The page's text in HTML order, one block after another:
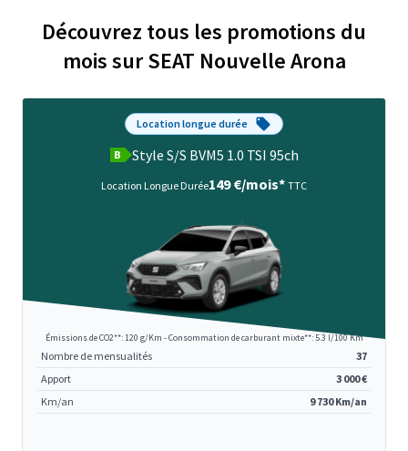
Découvrez tous les promotions du
mois sur SEAT Nouvelle Arona
Location longue durée
B Style S/S BVM5 1.0 TSI 95ch
Location Longue Durée149 €/mois* TTC
Émissions de CO2**: 120 g/Km - Consommation de carburant mixte**: 5.3 l/100 Km
Nombre de mensualités
37
Apport
3 000 €
Km/an
9 730 Km/an